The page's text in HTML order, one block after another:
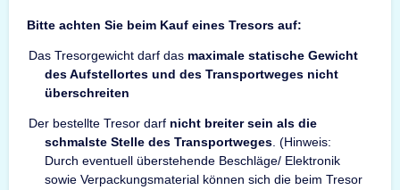
Bitte achten Sie beim Kauf eines Tresors auf:
Das Tresorgewicht darf das maximale statische Gewicht
des Aufstellortes und des Transportweges nicht
überschreiten
Der bestellte Tresor darf nicht breiter sein als die
schmalste Stelle des Transportweges. (Hinweis:
Durch eventuell überstehende Beschläge/ Elektronik
sowie Verpackungsmaterial können sich die beim Tresor